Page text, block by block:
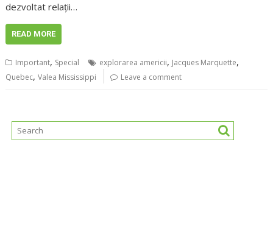
dezvoltat relații…
READ MORE
Important, Special explorarea americii, Jacques Marquette,
Quebec,Valea Mississippi Leave a comment